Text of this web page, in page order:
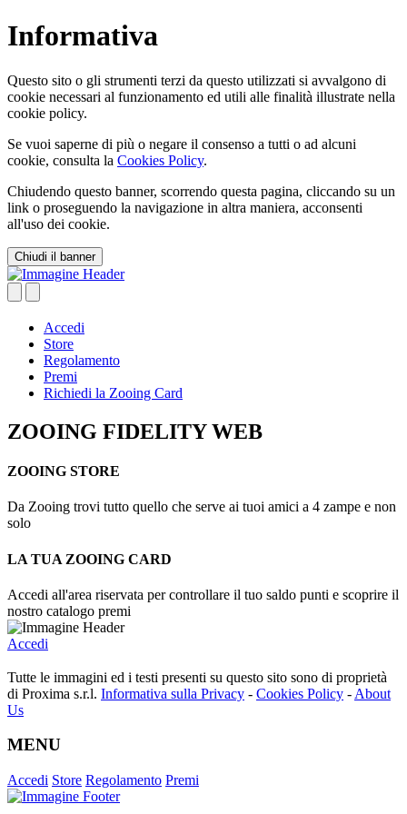
Informativa
Questo sito o gli strumenti terzi da questo utilizzati si avvalgono di
cookie necessari al funzionamento ed utili alle finalità illustrate nella
cookie policy.
Se vuoi saperne di più o negare il consenso a tutti o ad alcuni
cookie, consulta la Cookies Policy.
Chiudendo questo banner, scorrendo questa pagina, cliccando su un
link o proseguendo la navigazione in altra maniera, acconsenti
all'uso dei cookie.
Accedi
Store
Regolamento
Premi
Richiedi la Zooing Card
ZOOING FIDELITY WEB
ZOOING STORE
Da Zooing trovi tutto quello che serve ai tuoi amici a 4 zampe e non
solo
LA TUA ZOOING CARD
Accedi all'area riservata per controllare il tuo saldo punti e scoprire il
nostro catalogo premi
Accedi
Tutte le immagini ed i testi presenti su questo sito sono di proprietà
di Proxima s.r.l. Informativa sulla Privacy - Cookies Policy - About
Us
MENU
Accedi Store Regolamento Premi